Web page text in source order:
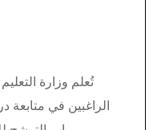
تُعلم وزارة
الراغبين في متابعة